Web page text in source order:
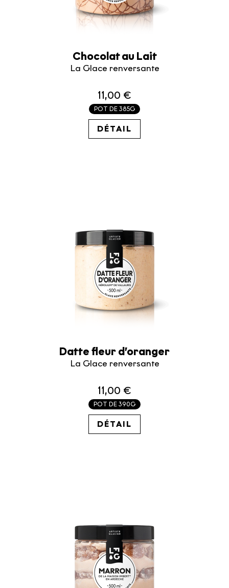
Chocolat au Lait
La Glace renversante
11,00 €
POT DE 385G
28.57€ / KG
DÉTAIL
Datte fleur d’oranger
La Glace renversante
11,00 €
POT DE 390G
28.21€ / KG
DÉTAIL